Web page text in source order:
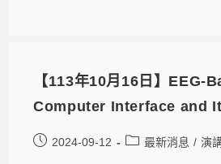
【113年10月16日】EEG-
Computer Interface and
2024-09-12 最新消息 / 演